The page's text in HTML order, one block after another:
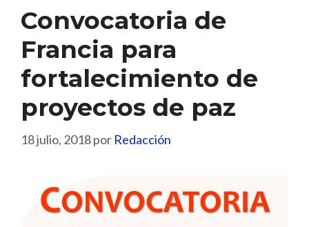
Convocatoria de
Francia para
fortalecimiento de
proyectos de paz
18 julio, 2018por Redacción